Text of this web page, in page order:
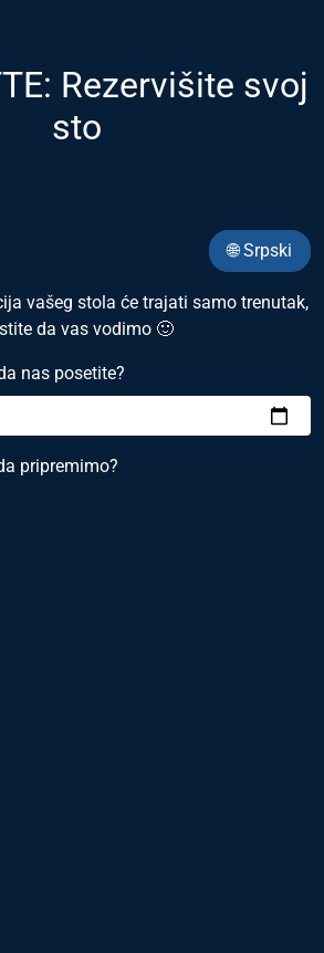
Rezervišite svoj
sto
🌐 Srpski
vašeg stola će trajati samo trenutak,
da vas vodimo 🙂
nas posetite?
pripremimo?